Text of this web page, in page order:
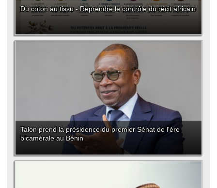
Du coton au tissu - Reprendre le contrôle du récit africain
Talon prend la présidence du premier Sénat de l'ère
bicamérale au Bénin